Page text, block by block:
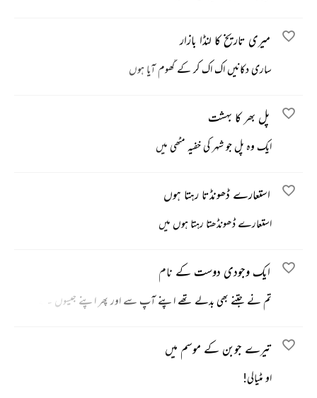
میری تاریخ کا لنڈا بازار
ساری دکانیں اک اک کر کے گھوم آیا ہوں
پل بھر کا بہشت
ایک وہ پل جو شہر کی خفیہ مٹھی میں
استعارے ڈھونڈتا رہتا ہوں
استعارے ڈھونڈھتا رہتا ہوں میں
ایک وجودی دوست کے نام
تم نے جتنے بھی بدلے تھے اپنے آپ سے اور پھر اپنے جیسوں سے
تیرے جوبن کے موسم میں
او مٹیالی!